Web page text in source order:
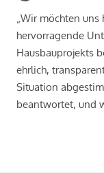
„Wir möchten
hervorragende
Hausbauprojekts
ehrlich,
Situation
beantwortet, und